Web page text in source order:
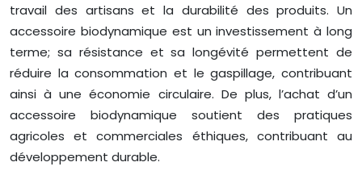
travail des artisans et la durabilité des produits. Un
accessoire biodynamique est un investissement à long
terme; sa résistance et sa longévité permettent de
réduire la consommation et le gaspillage, contribuant
ainsi à une économie circulaire. De plus, l’achat d’un
accessoire biodynamique soutient des pratiques
agricoles et commerciales éthiques, contribuant au
développement durable.